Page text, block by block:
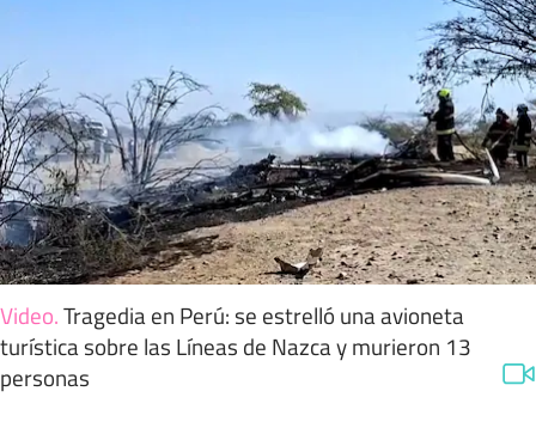
Video.Tragedia en Perú: se estrelló una avioneta
turística sobre las Líneas de Nazca y murieron 13
personas